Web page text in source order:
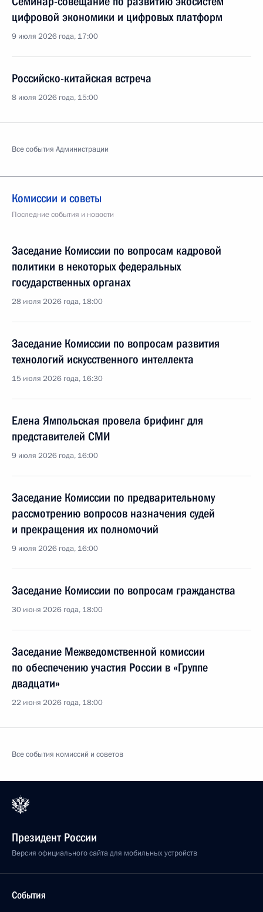
цифровой экономики и цифровых платформ
9 июля 2026 года, 17:00
Российско-китайская встреча
8 июля 2026 года, 15:00
Все события Администрации
Комиссии и советы
Последние события и новости
Заседание Комиссии по вопросам кадровой
политики в некоторых федеральных
государственных органах
28 июля 2026 года, 18:00
Заседание Комиссии по вопросам развития
технологий искусственного интеллекта
15 июля 2026 года, 16:30
Елена Ямпольская провела брифинг для
представителей СМИ
9 июля 2026 года, 16:00
Заседание Комиссии по предварительному
рассмотрению вопросов назначения судей
и прекращения их полномочий
9 июля 2026 года, 16:00
Заседание Комиссии по вопросам гражданства
30 июня 2026 года, 18:00
Заседание Межведомственной комиссии
по обеспечению участия России в «Группе
двадцати»
22 июня 2026 года, 18:00
Все события комиссий и советов
Президент России
Версия официального сайта для мобильных устройств
События